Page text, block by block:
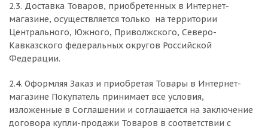
2.3. Доставка Товаров, приобретенных в Интернет-
магазине, осуществляется только на территории
Центрального, Южного, Приволжского, Северо-
Кавказского федеральных округов Российской
Федерации.
2.4. Оформляя Заказ и приобретая Товары в Интернет-
магазине Покупатель принимает все условия,
изложенные в Соглашении и соглашается на заключение
договора купли-продажи Товаров в соответствии с